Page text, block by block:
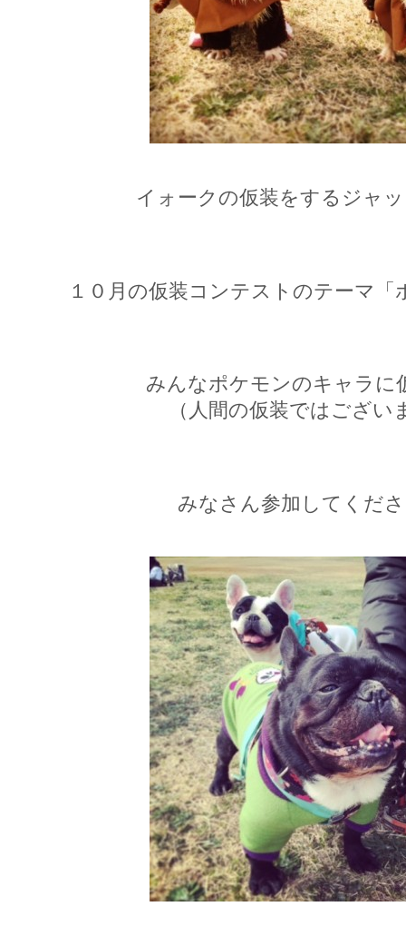
イォークの仮装をするジャ
１０月の仮装コンテストのテーマ「
みんなポケモンのキャラに
（人間の仮装ではござい
みなさん参加してくだ